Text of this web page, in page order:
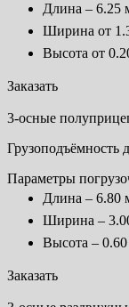
Длина – 6.25
Ширина от
Высота от
Заказать
3-осные
Грузоподъёмность
Параметры
Длина – 6.80
Ширина –
Высота –
Заказать